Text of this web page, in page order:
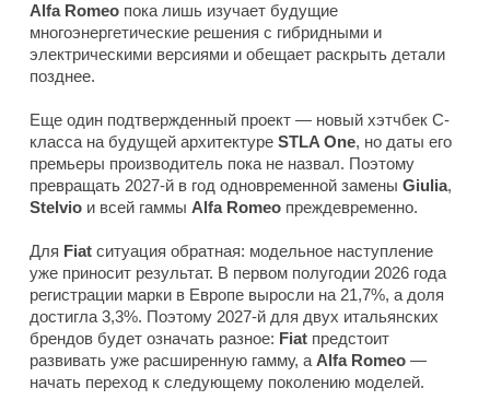
Alfa Romeo пока лишь изучает будущие
многоэнергетические решения с гибридными и
электрическими версиями и обещает раскрыть детали
позднее.
Еще один подтвержденный проект — новый хэтчбек C-
класса на будущей архитектуре STLA One, но даты его
премьеры производитель пока не назвал. Поэтому
превращать 2027-й в год одновременной замены Giulia,
Stelvio и всей гаммы Alfa Romeo преждевременно.
Для Fiat ситуация обратная: модельное наступление
уже приносит результат. В первом полугодии 2026 года
регистрации марки в Европе выросли на 21,7%, а доля
достигла 3,3%. Поэтому 2027-й для двух итальянских
брендов будет означать разное: Fiat предстоит
развивать уже расширенную гамму, а Alfa Romeo —
начать переход к следующему поколению моделей.